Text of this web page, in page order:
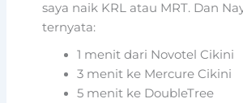
saya naik KRL atau MRT. Dan
ternyata:
1 menit dari Novotel Cikini
3 menit ke Mercure Cikini
5 menit ke DoubleTree